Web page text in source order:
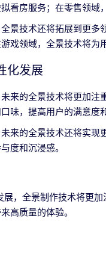
看房服务；在零售领域
景技术还将拓展到更
戏领域，全景技术将为
化发展
未来的全景技术将更加注
味，提高用户的满意度
未来的全景技术还将实现
度和沉浸感。
展，全景制作技术将更
高质量的体验。